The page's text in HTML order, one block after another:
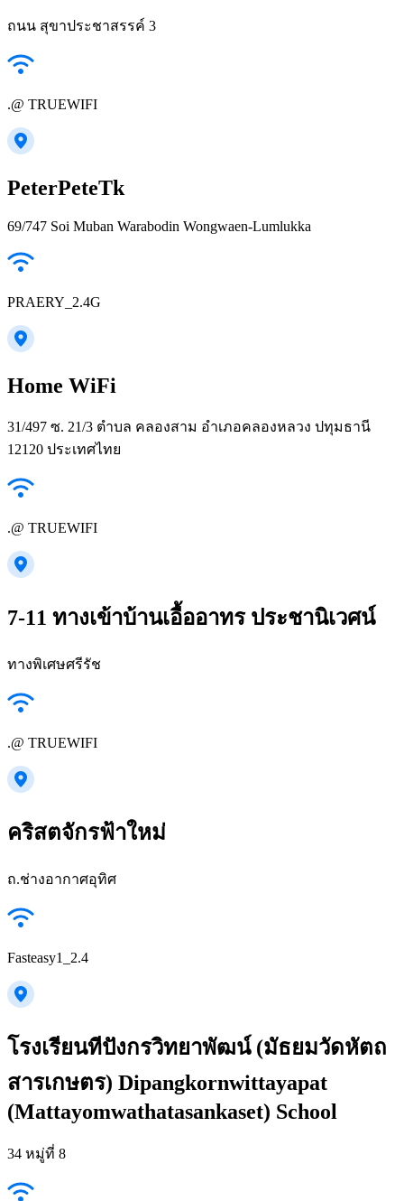
ถนน สุขาประชาสรรค์ 3
.@ TRUEWIFI
PeterPeteTk
69/747 Soi Muban Warabodin Wongwaen-Lumlukka
PRAERY_2.4G
Home WiFi
31/497 ซ. 21/3 ตำบล คลองสาม อำเภอคลองหลวง ปทุมธานี
12120 ประเทศไทย
.@ TRUEWIFI
7-11 ทางเข้าบ้านเอื้ออาทร ประชานิเวศน์
ทางพิเศษศรีรัช
.@ TRUEWIFI
คริสตจักรฟ้าใหม่
ถ.ช่างอากาศอุทิศ
Fasteasy1_2.4
โรงเรียนทีปังกรวิทยาพัฒน์ (มัธยมวัดหัตถ
สารเกษตร)​ Dipangkornwittayapat
(Mattayomwathatasankaset) School
34 หมู่ที่ 8